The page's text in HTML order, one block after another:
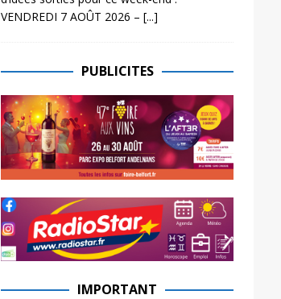
VENDREDI 7 AOÛT 2026 – [...]
PUBLICITES
IMPORTANT